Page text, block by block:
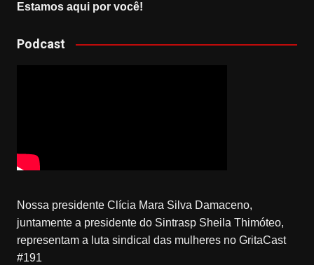
Estamos aqui por você!
Podcast
Nossa presidente Clícia Mara Silva Damaceno,
juntamente a presidente do Sintrasp Sheila Thimóteo,
representam a luta sindical das mulheres no GritaCast
#191